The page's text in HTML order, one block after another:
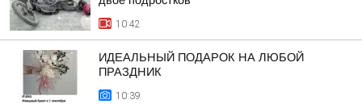
10:42
ИДЕАЛЬНЫЙ ПОДАРОК НА ЛЮБОЙ
ПРАЗДНИК
10:39